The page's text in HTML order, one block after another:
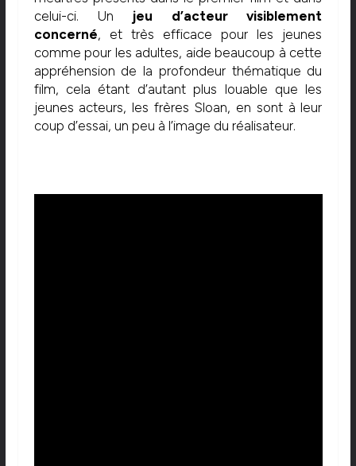
celui-ci. Un jeu d’acteur visiblement
concerné, et très efficace pour les jeunes
comme pour les adultes, aide beaucoup à cette
appréhension de la profondeur thématique du
film, cela étant d’autant plus louable que les
jeunes acteurs, les frères Sloan, en sont à leur
coup d’essai, un peu à l’image du réalisateur.